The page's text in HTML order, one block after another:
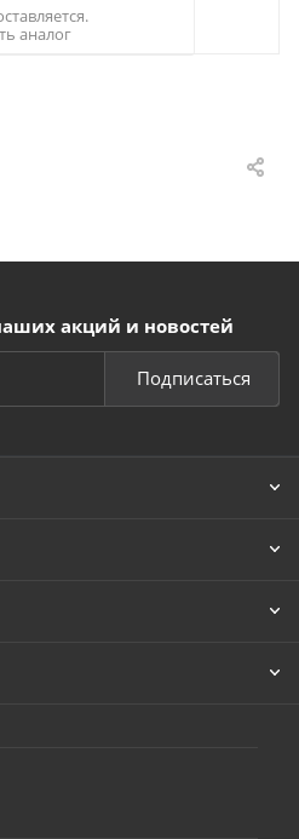
аналог
акций и новостей
Подписаться